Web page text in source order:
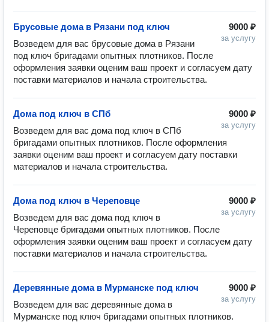
9000 ₽
за услугу
Брусовые дома в Рязани под ключ
Возведем для вас брусовые дома в Рязани
под ключ бригадами опытных плотников. После
оформления заявки оценим ваш проект и согласуем дату
9000 ₽
за услугу
Дома под ключ в СПб
Возведем для вас дома под ключ в СПб
бригадами опытных плотников. После оформления
заявки оценим ваш проект и согласуем дату поставки
9000 ₽
за услугу
Дома под ключ в Череповце
Возведем для вас дома под ключ в
Череповце бригадами опытных плотников. После
оформления заявки оценим ваш проект и согласуем дату
9000 ₽
за услугу
Деревянные дома в Мурманске под ключ
Возведем для вас деревянные дома в
Мурманске под ключ бригадами опытных плотников.